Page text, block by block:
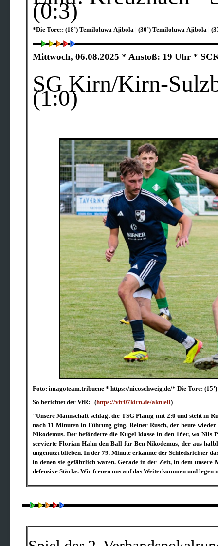
(0:3)
*Die Tore:: (18’) Temiloluwa Ajibola | (30’) Temiloluwa Ajibola |
Mittwoch, 06.08.2025 * Anstoß: 19 Uhr *
SG Kirn/Kirn-
(1:0)
Foto: imagoteam.tribuene * https://nicoschweig.de/* Die Tore:
So berichtet der VfR: (https://vfr07kirn.de/aktuell)
"Unsere Mannschaft schlägt die TSG Planig mit 2:0 und steht in
nach 11 Minuten in Führung ging. Reiner Rusch, der heute
Nikodemus. Der beförderte die Kugel klasse in den 16er, wo Nils
servierte Florian Hahn den Ball für Ben Nikodemus, der aus
ungenutzt blieben. In der 79. Minute erkannte der Schiedsrichter
in denen sie gefährlich waren. Gerade in der Zeit, in dem
defensive Stärke. Wir freuen uns auf das Weiterkommen und legen